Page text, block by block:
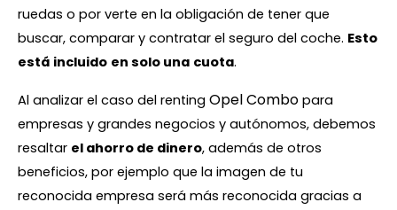
ruedas o por verte en la obligación de tener que
buscar, comparar y contratar el seguro del coche. Esto
está incluido en solo una cuota.
Al analizar el caso del renting Opel Combo para
empresas y grandes negocios y autónomos, debemos
resaltar el ahorro de dinero, además de otros
beneficios, por ejemplo que la imagen de tu
reconocida empresa será más reconocida gracias a